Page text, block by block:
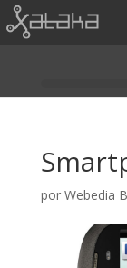
por Webedia